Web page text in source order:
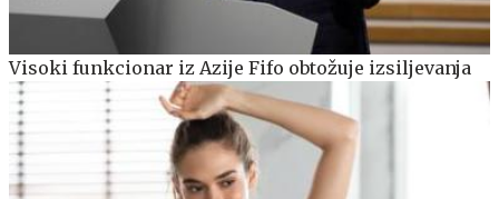
Visoki funkcionar iz Azije Fifo obtožuje izsiljevanja